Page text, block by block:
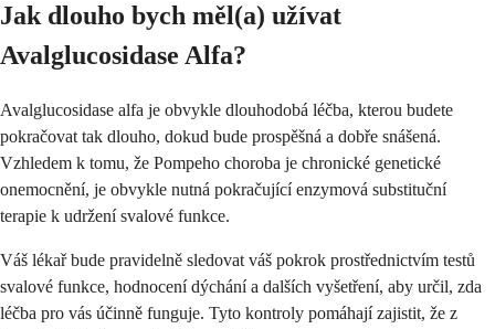
Jak dlouho bych měl(a) užívat
Avalglucosidase Alfa?
Avalglucosidase alfa je obvykle dlouhodobá léčba, kterou budete
pokračovat tak dlouho, dokud bude prospěšná a dobře snášená.
Vzhledem k tomu, že Pompeho choroba je chronické genetické
onemocnění, je obvykle nutná pokračující enzymová substituční
terapie k udržení svalové funkce.
Váš lékař bude pravidelně sledovat váš pokrok prostřednictvím testů
svalové funkce, hodnocení dýchání a dalších vyšetření, aby určil, zda
léčba pro vás účinně funguje. Tyto kontroly pomáhají zajistit, že z